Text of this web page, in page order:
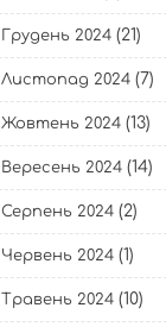
Грудень 2024 (21)
Листопад 2024 (7)
Жовтень 2024 (13)
Вересень 2024 (14)
Серпень 2024 (2)
Червень 2024 (1)
Травень 2024 (10)